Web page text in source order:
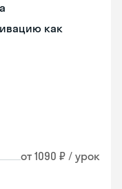
как
от 1090 ₽ / урок